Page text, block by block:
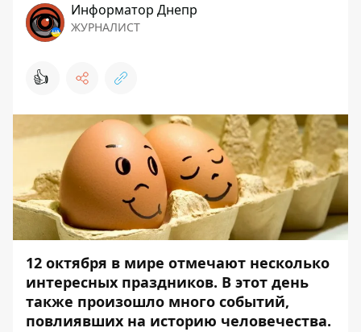
Информатор Днепр
ЖУРНАЛИСТ
👍
12 октября в мире отмечают несколько
интересных праздников. В этот день
также произошло много событий,
повлиявших на историю человечества.